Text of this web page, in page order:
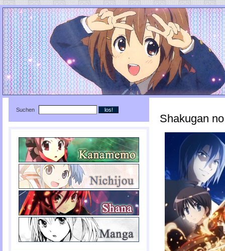
Shakugan
Suchen